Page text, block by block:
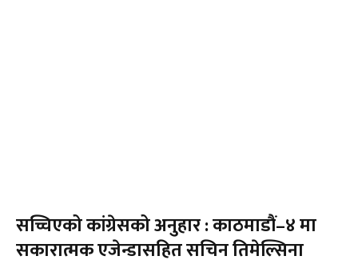
सच्चिएको कांग्रेसको अनुहार : काठमाडौं–४ मा
सकारात्मक एजेन्डासहित सचिन तिमेल्सिना